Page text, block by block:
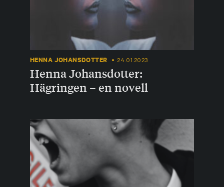
HENNA JOHANSDOTTER 24.01.2023
Henna Johansdotter:
Hägringen – en novell